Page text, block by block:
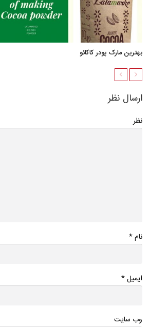
بهترین مارک پودر کاکائو
ارسال نظر
نظر
نام*
ایمیل*
وب سایت